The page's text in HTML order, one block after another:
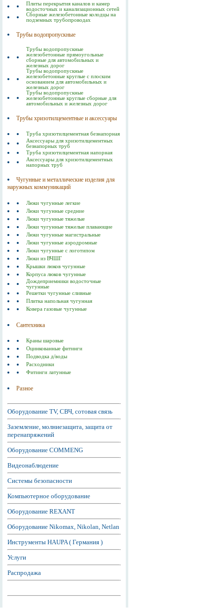
Плиты перекрытия каналов и камер
водосточных и канализационных сетей
Сборные железобетонные колодцы на
подземных трубопроводах
Трубы водопропускные
Трубы водопропускные
железобетонные прямоугольные
сборные для автомобильных и
железных дорог
Трубы водопропускные
железобетонные круглые с плоским
основанием для автомобильных и
железных дорог
Трубы водопропускные
железобетонные круглые сборные для
автомобильных и железных дорог
Трубы хризотилцементные и аксессуары
Труба хризотилцементная безнапорная
Аксессуары для хризотилцементных
безнапорных труб
Труба хризотилцементная напорная
Аксессуары для хризотилцементных
напорных труб
Чугунные и металлические изделия для
наружных коммуникаций
Люки чугунные легкие
Люки чугунные средние
Люки чугунные тяжелые
Люки чугунные тяжелые плавающие
Люки чугунные магистральные
Люки чугунные аэродромные
Люки чугунные с логотипом
Люки из ВЧШГ
Крышки люков чугунные
Корпуса люков чугунные
Дождеприемники водосточные
чугунные
Решетки чугунные сливные
Плитка напольная чугунная
Ковера газовые чугунные
Сантехника
Краны шаровые
Оцинкованные фитинги
Подводка д/воды
Расходники
Фитинги латунные
Разное
Оборудование TV, СВЧ, сотовая связь
Заземление, молниезащита, защита от
перенапряжений
Оборудование COMMENG
Видеонаблюдение
Системы безопасности
Компьютерное оборудование
Оборудование REXANT
Оборудование Nikomax, Nikolan, Netlan
Инструменты HAUPA ( Германия )
Услуги
Распродажа